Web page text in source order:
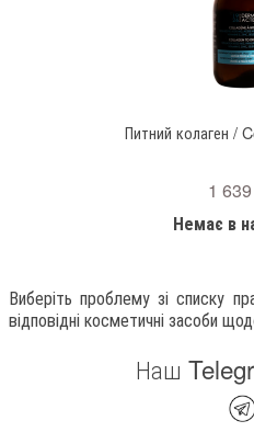
Питний колаген /
1 639
Немає в
Виберіть проблему зі списку
відповідні косметичні засоби
Наш